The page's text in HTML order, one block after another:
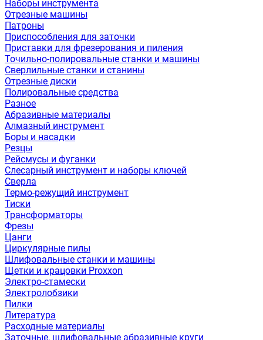
Наборы инструмента
Отрезные машины
Патроны
Приспособления для заточки
Приставки для фрезерования и пиления
Точильно-полировальные станки и машины
Сверлильные станки и станины
Отрезные диски
Полировальные средства
Разное
Абразивные материалы
Алмазный инструмент
Боры и насадки
Резцы
Рейсмусы и фуганки
Слесарный инструмент и наборы ключей
Сверла
Термо-режущий инструмент
Тиски
Трансформаторы
Фрезы
Цанги
Циркулярные пилы
Шлифовальные станки и машины
Щетки и крацовки Proxxon
Электро-стамески
Электролобзики
Пилки
Литература
Расходные материалы
Заточные, шлифовальные абразивные круги